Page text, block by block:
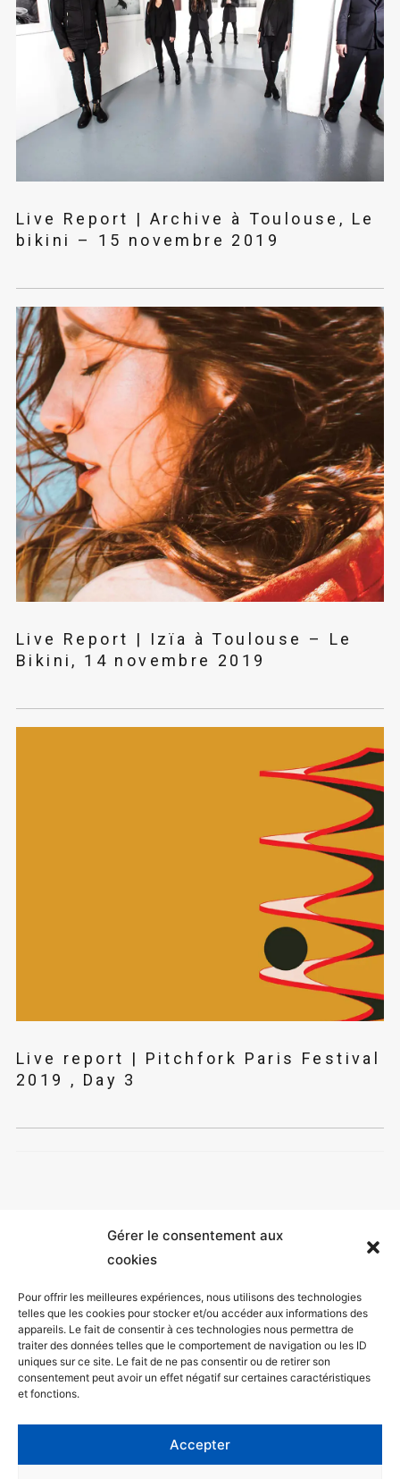
Gérer le consentement aux
cookies
Pour offrir les meilleures expériences, nous utilisons des technologies
telles que les cookies pour stocker et/ou accéder aux informations des
appareils. Le fait de consentir à ces technologies nous permettra de
traiter des données telles que le comportement de navigation ou les ID
uniques sur ce site. Le fait de ne pas consentir ou de retirer son
consentement peut avoir un effet négatif sur certaines caractéristiques
et fonctions.
Accepter
Live Report | Archive à Toulouse, Le
bikini – 15 novembre 2019
Live Report | Izïa à Toulouse – Le
Bikini, 14 novembre 2019
Live report | Pitchfork Paris Festival
2019 , Day 3
Mentions légales
Politique de confidentialité